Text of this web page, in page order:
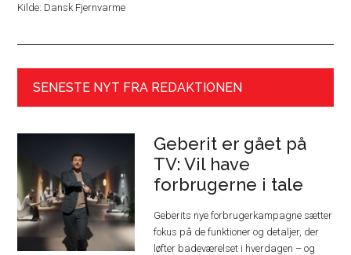
Kilde: Dansk Fjernvarme
SENESTE NYT FRA REDAKTIONEN
Geberit er gået på
TV: Vil have
forbrugerne i tale
Geberits nye forbrugerkampagne sætter
fokus på de funktioner og detaljer, der
løfter badeværelset i hverdagen – og